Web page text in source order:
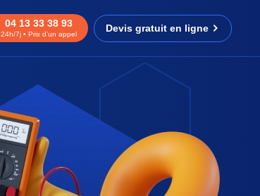
04 13 33 38 93
24h/7j • Prix d’un appel
Devis gratuit en ligne